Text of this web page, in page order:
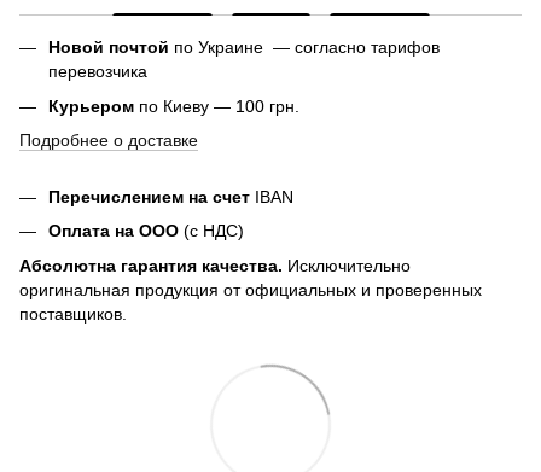
Новой почтой по Украине — согласно тарифов
перевозчика
Курьером по Киеву — 100 грн.
Подробнее о доставке
Перечислением на счет IBAN
Оплата на ООО (с НДС)
Абсолютна гарантия качества. Исключительно
оригинальная продукция от официальных и проверенных
поставщиков.